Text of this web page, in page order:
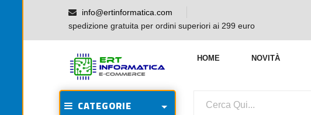
info@ertinformatica.com
spedizione gratuita per ordini superiori ai 299 euro
HOME NOVITÀ
CATEGORIE